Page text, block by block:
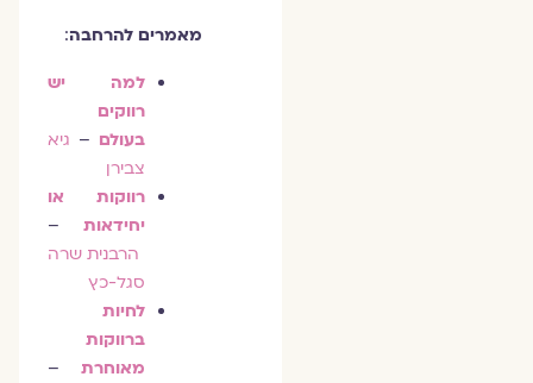
מאמרים להרחבה:
למה יש
רווקים
בעולם–גיא
צבירן
רווקות או
יחידאות–
הרבנית שרה
סגל-כץ
לחיות
ברווקות
מאוחרת–